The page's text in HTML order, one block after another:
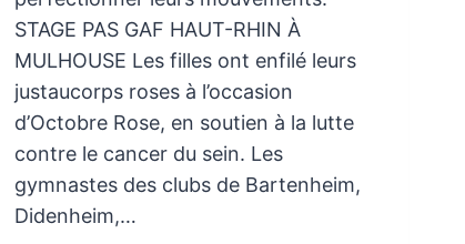
STAGE PAS GAF HAUT-RHIN À
MULHOUSE Les filles ont enfilé leurs
justaucorps roses à l’occasion
d’Octobre Rose, en soutien à la lutte
contre le cancer du sein. Les
gymnastes des clubs de Bartenheim,
Didenheim,…